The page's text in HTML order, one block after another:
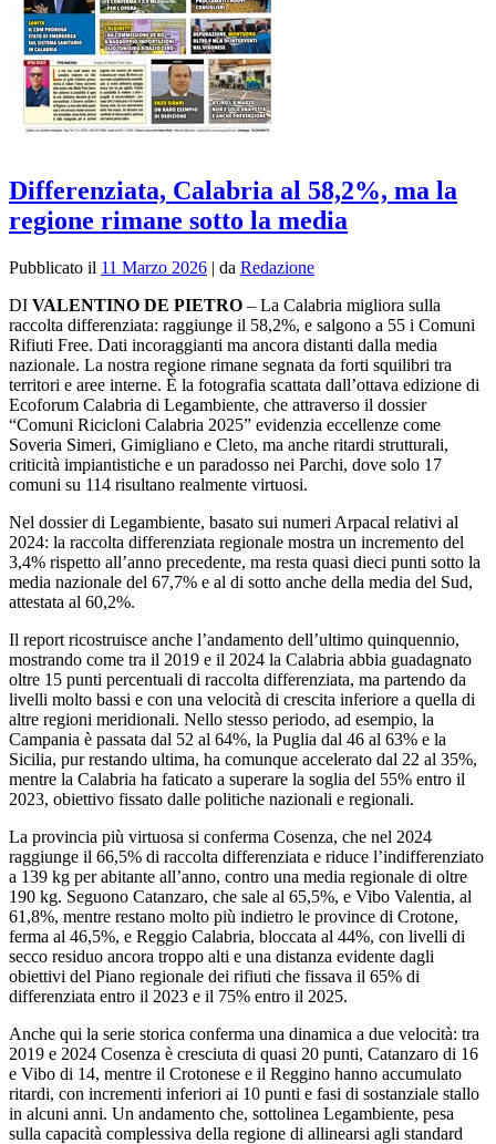
Differenziata, Calabria al 58,2%, ma la
regione rimane sotto la media
Pubblicato il 11 Marzo 2026 | da Redazione
DI VALENTINO DE PIETRO – La Calabria migliora sulla
raccolta differenziata: raggiunge il 58,2%, e salgono a 55 i Comuni
Rifiuti Free. Dati incoraggianti ma ancora distanti dalla media
nazionale. La nostra regione rimane segnata da forti squilibri tra
territori e aree interne. È la fotografia scattata dall’ottava edizione di
Ecoforum Calabria di Legambiente, che attraverso il dossier
“Comuni Ricicloni Calabria 2025” evidenzia eccellenze come
Soveria Simeri, Gimigliano e Cleto, ma anche ritardi strutturali,
criticità impiantistiche e un paradosso nei Parchi, dove solo 17
comuni su 114 risultano realmente virtuosi.​
Nel dossier di Legambiente, basato sui numeri Arpacal relativi al
2024: la raccolta differenziata regionale mostra un incremento del
3,4% rispetto all’anno precedente, ma resta quasi dieci punti sotto la
media nazionale del 67,7% e al di sotto anche della media del Sud,
attestata al 60,2%.​
Il report ricostruisce anche l’andamento dell’ultimo quinquennio,
mostrando come tra il 2019 e il 2024 la Calabria abbia guadagnato
oltre 15 punti percentuali di raccolta differenziata, ma partendo da
livelli molto bassi e con una velocità di crescita inferiore a quella di
altre regioni meridionali. Nello stesso periodo, ad esempio, la
Campania è passata dal 52 al 64%, la Puglia dal 46 al 63% e la
Sicilia, pur restando ultima, ha comunque accelerato dal 22 al 35%,
mentre la Calabria ha faticato a superare la soglia del 55% entro il
2023, obiettivo fissato dalle politiche nazionali e regionali.
La provincia più virtuosa si conferma Cosenza, che nel 2024
raggiunge il 66,5% di raccolta differenziata e riduce l’indifferenziato
a 139 kg per abitante all’anno, contro una media regionale di oltre
190 kg. Seguono Catanzaro, che sale al 65,5%, e Vibo Valentia, al
61,8%, mentre restano molto più indietro le province di Crotone,
ferma al 46,5%, e Reggio Calabria, bloccata al 44%, con livelli di
secco residuo ancora troppo alti e una distanza evidente dagli
obiettivi del Piano regionale dei rifiuti che fissava il 65% di
differenziata entro il 2023 e il 75% entro il 2025.​
Anche qui la serie storica conferma una dinamica a due velocità: tra
2019 e 2024 Cosenza è cresciuta di quasi 20 punti, Catanzaro di 16
e Vibo di 14, mentre il Crotonese e il Reggino hanno accumulato
ritardi, con incrementi inferiori ai 10 punti e fasi di sostanziale stallo
in alcuni anni. Un andamento che, sottolinea Legambiente, pesa
sulla capacità complessiva della regione di allinearsi agli standard